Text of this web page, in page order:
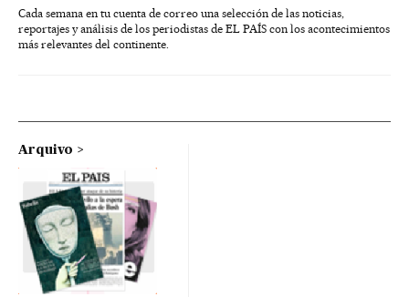
Cada semana en tu cuenta de correo una selección de las noticias,
reportajes y análisis de los periodistas de EL PAÍS con los acontecimientos
más relevantes del continente.
Arquivo